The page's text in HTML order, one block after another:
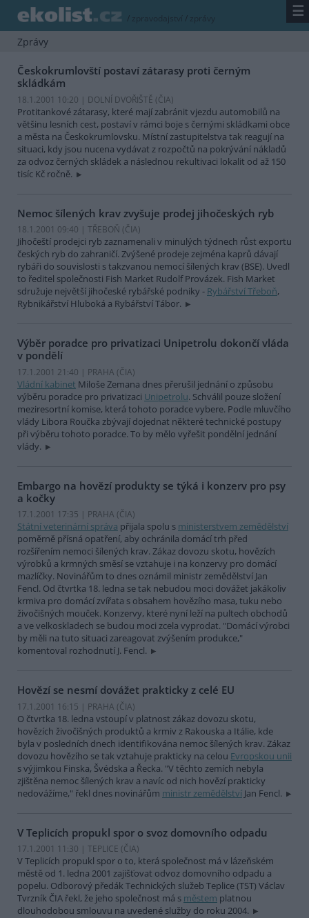
/ zpravodajství / zprávy ☰
Zprávy
Českokrumlovští postaví zátarasy proti černým
skládkám
18.1.2001 10:20 | DOLNÍ DVOŘIŠTĚ (ČIA)
Protitankové zátarasy, které mají zabránit vjezdu automobilů na
většinu lesních cest, postaví v rámci boje s černými skládkami obce
a města na Českokrumlovsku. Místní zastupitelstva tak reagují na
situaci, kdy jsou nucena vydávat z rozpočtů na pokrývání nákladů
za odvoz černých skládek a následnou rekultivaci lokalit od až 150
tisíc Kč ročně.
Nemoc šílených krav zvyšuje prodej jihočeských ryb
18.1.2001 09:40 | TŘEBOŇ (ČIA)
Jihočeští prodejci ryb zaznamenali v minulých týdnech růst exportu
českých ryb do zahraničí. Zvýšené prodeje zejména kaprů dávají
rybáři do souvislosti s takzvanou nemocí šílených krav (BSE). Uvedl
to ředitel společnosti Fish Market Rudolf Provázek. Fish Market
sdružuje největší jihočeské rybářské podniky - Rybářství Třeboň,
Rybnikářství Hluboká a Rybářství Tábor.
Výběr poradce pro privatizaci Unipetrolu dokončí vláda
v pondělí
17.1.2001 21:40 | PRAHA (ČIA)
Vládní kabinet Miloše Zemana dnes přerušil jednání o způsobu
výběru poradce pro privatizaci Unipetrolu. Schválil pouze složení
meziresortní komise, která tohoto poradce vybere. Podle mluvčího
vlády Libora Roučka zbývají dojednat některé technické postupy
při výběru tohoto poradce. To by mělo vyřešit pondělní jednání
vlády.
Embargo na hovězí produkty se týká i konzerv pro psy
a kočky
17.1.2001 17:35 | PRAHA (ČIA)
Státní veterinární správa přijala spolu s ministerstvem zemědělství
poměrně přísná opatření, aby ochránila domácí trh před
rozšířením nemoci šílených krav. Zákaz dovozu skotu, hovězích
výrobků a krmných směsí se vztahuje i na konzervy pro domácí
mazlíčky. Novinářům to dnes oznámil ministr zemědělství Jan
Fencl. Od čtvrtka 18. ledna se tak nebudou moci dovážet jakákoliv
krmiva pro domácí zvířata s obsahem hovězího masa, tuku nebo
živočišných mouček. Konzervy, které nyní leží na pultech obchodů
a ve velkoskladech se budou moci zcela vyprodat. "Domácí výrobci
by měli na tuto situaci zareagovat zvýšením produkce,"
komentoval rozhodnutí J. Fencl.
Hovězí se nesmí dovážet prakticky z celé EU
17.1.2001 16:15 | PRAHA (ČIA)
O čtvrtka 18. ledna vstoupí v platnost zákaz dovozu skotu,
hovězích živočišných produktů a krmiv z Rakouska a Itálie, kde
byla v posledních dnech identifikována nemoc šílených krav. Zákaz
dovozu hovězího se tak vztahuje prakticky na celou Evropskou unii
s výjimkou Finska, Švédska a Řecka. "V těchto zemích nebyla
zjištěna nemoc šílených krav a navíc od nich hovězí prakticky
nedovážíme," řekl dnes novinářům ministr zemědělství Jan Fencl.
V Teplicích propukl spor o svoz domovního odpadu
17.1.2001 11:30 | TEPLICE (ČIA)
V Teplicích propukl spor o to, která společnost má v lázeňském
městě od 1. ledna 2001 zajišťovat odvoz domovního odpadu a
popelu. Odborový předák Technických služeb Teplice (TST) Václav
Tvrzník ČIA řekl, že jeho společnost má s městem platnou
dlouhodobou smlouvu na uvedené služby do roku 2004.